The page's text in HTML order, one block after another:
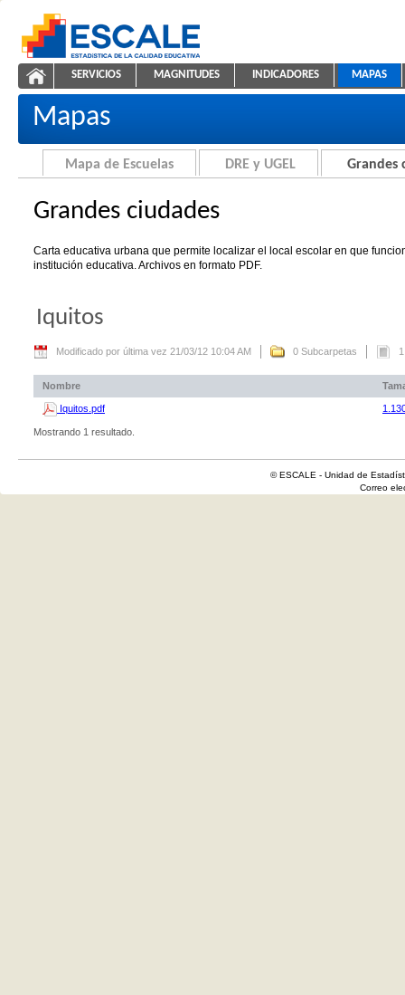
ESCALE - Unidad de Estadística Educativa
Grandes ciudades
NAVEGACIÓN
SERVICIOS MAGNITUDES INDICADORES MAPAS
Mapas
Mapa de Escuelas DRE y UGEL Grandes
Grandes ciudades
Carta educativa urbana que permite localizar el local escolar en que
institución educativa. Archivos en formato PDF.
Iquitos
Modificado por última vez 21/03/12 10:04 AM 0 Subcarpetas
Nombre
Iquitos.pdf
Mostrando 1 resultado.
© ESCALE - Unidad de
Correo